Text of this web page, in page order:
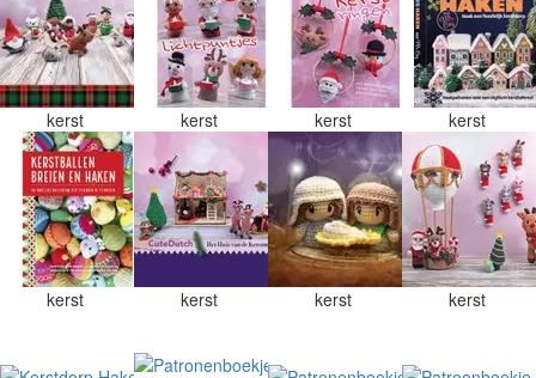
kerst kerst kerst kerst
kerst kerst kerst kerst